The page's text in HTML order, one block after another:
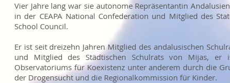
Vier Jahre lang war sie autonome Repräsentantin
in der CEAPA National Confederation und Mitglied des
School Council.
Er ist seit dreizehn Jahren Mitglied des andalusischen
und Mitglied des Städtischen Schulrats von Mijas, er
Observatoriums für Koexistenz unter anderem durch die
der Drogensucht und die Regionalkommission für Kinder.